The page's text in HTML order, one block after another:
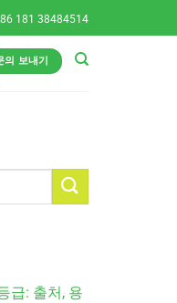
181 38484514
의 보내기
급: 출처, 용